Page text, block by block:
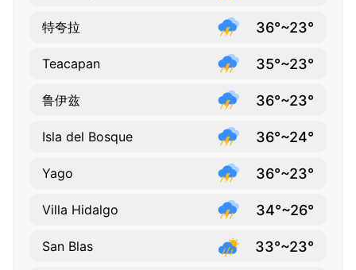
特夸拉 36°~23°
Teacapan 35°~23°
鲁伊兹 36°~23°
Isla del Bosque 36°~24°
Yago 36°~23°
Villa Hidalgo 34°~26°
San Blas 33°~23°